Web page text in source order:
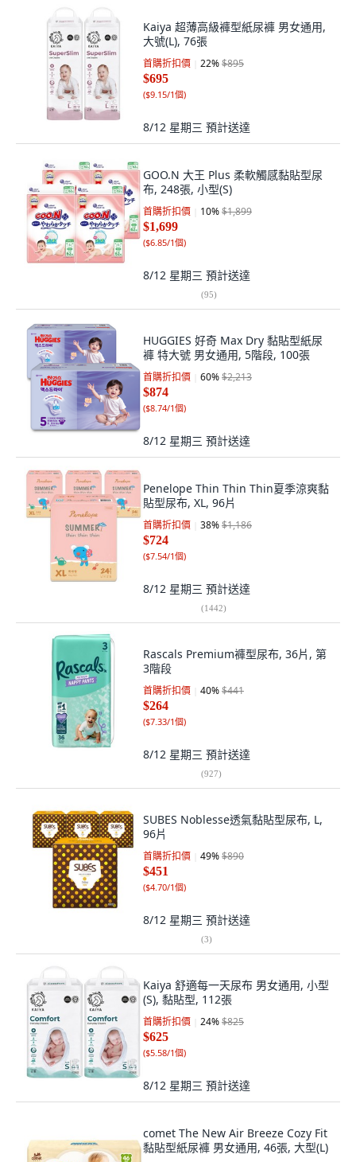
Kaiya 超薄高級褲型紙尿褲 男女通用,
大號(L), 76張
首購折扣價 22%$895
$695
($9.15/1個)
8/12 星期三 預計送達
GOO.N 大王 Plus 柔軟觸感黏貼型尿
布, 248張, 小型(S)
首購折扣價 10%$1,899
$1,699
($6.85/1個)
8/12 星期三 預計送達
(95)
HUGGIES 好奇 Max Dry 黏貼型紙尿
褲 特大號 男女通用, 5階段, 100張
首購折扣價 60%$2,213
$874
($8.74/1個)
8/12 星期三 預計送達
Penelope Thin Thin Thin夏季涼爽黏
貼型尿布, XL, 96片
首購折扣價 38%$1,186
$724
($7.54/1個)
8/12 星期三 預計送達
(1442)
Rascals Premium褲型尿布, 36片, 第
3階段
首購折扣價 40%$441
$264
($7.33/1個)
8/12 星期三 預計送達
(927)
SUBES Noblesse透氣黏貼型尿布, L,
96片
首購折扣價 49%$890
$451
($4.70/1個)
8/12 星期三 預計送達
(3)
Kaiya 舒適每一天尿布 男女通用, 小型
(S), 黏貼型, 112張
首購折扣價 24%$825
$625
($5.58/1個)
8/12 星期三 預計送達
comet The New Air Breeze Cozy Fit
黏貼型紙尿褲 男女通用, 46張, 大型(L)